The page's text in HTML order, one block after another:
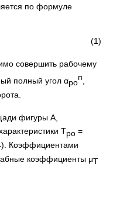
по формуле
(1)
совершить рабочему
полный угол αро
п
фигуры A,
Тро =
Коэффициентами
коэффициенты μТ